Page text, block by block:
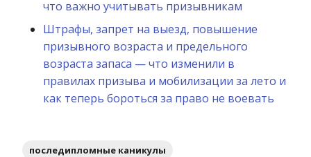
что важно учитывать призывникам
Штрафы, запрет на выезд, повышение
призывного возраста и предельного
возраста запаса — что изменили в
правилах призыва и мобилизации за лето и
как теперь бороться за право не воевать
последипломные каникулы